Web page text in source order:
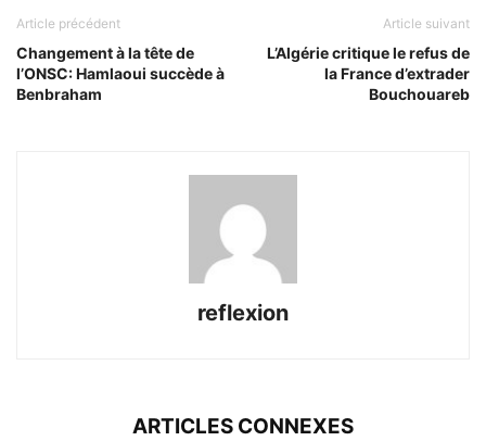
Article précédent
Changement à la tête de
l’ONSC: Hamlaoui succède à
Benbraham
Article suivant
L’Algérie critique le refus de
la France d’extrader
Bouchouareb
reflexion
ARTICLES CONNEXES